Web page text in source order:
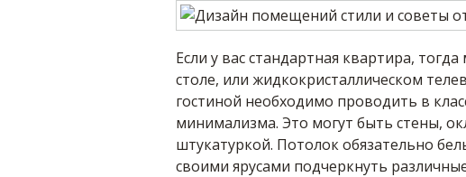
Если у вас стандартная квартира,
столе, или жидкокристаллическом
гостиной необходимо проводить в
минимализма. Это могут быть стены,
штукатуркой. Потолок обязательно
своими ярусами подчеркнуть